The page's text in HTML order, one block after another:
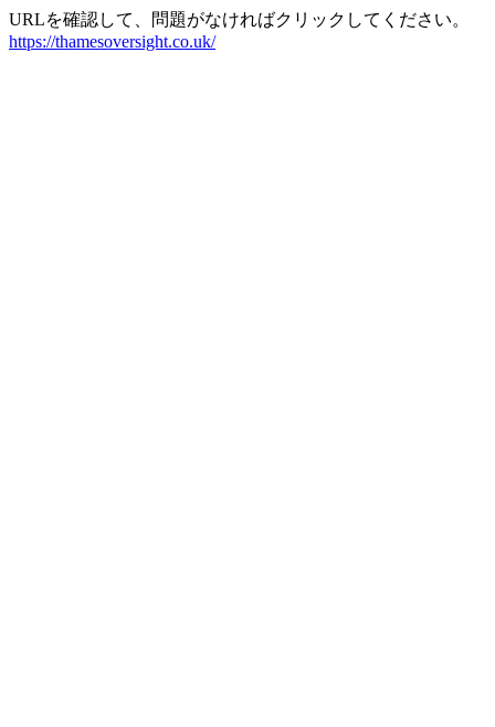
URLを確認して、問題がなければクリックしてください。
https://thamesoversight.co.uk/